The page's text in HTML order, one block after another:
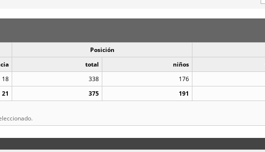
Posición
total niños
18 338 176
21 375 191